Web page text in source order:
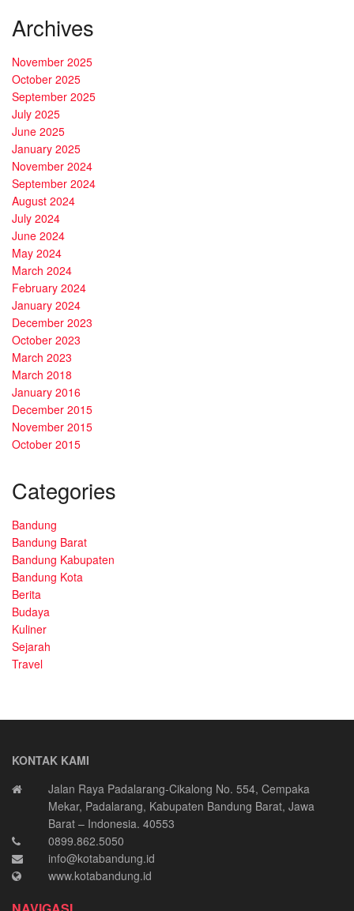
Archives
November 2025
October 2025
September 2025
July 2025
June 2025
January 2025
November 2024
September 2024
August 2024
July 2024
June 2024
May 2024
March 2024
February 2024
January 2024
December 2023
October 2023
March 2023
March 2018
January 2016
December 2015
November 2015
October 2015
Categories
Bandung
Bandung Barat
Bandung Kabupaten
Bandung Kota
Berita
Budaya
Kuliner
Sejarah
Travel
KONTAK KAMI
Jalan Raya Padalarang-Cikalong No. 554, Cempaka
Mekar, Padalarang, Kabupaten Bandung Barat, Jawa
Barat – Indonesia. 40553
0899.862.5050
info@kotabandung.id
www.kotabandung.id